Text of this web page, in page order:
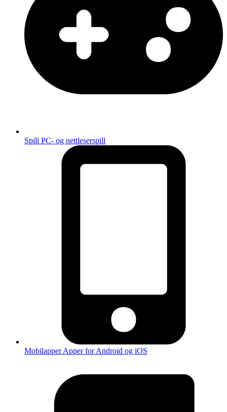
Spill PC- og nettleserspill
MobilapperApper for Android og iOS